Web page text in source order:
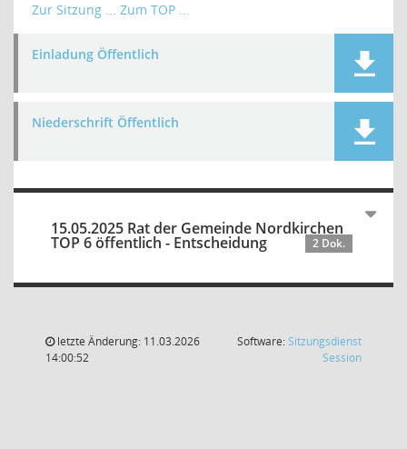
Zur Sitzung ... Zum TOP ...
Einladung Öffentlich
Niederschrift Öffentlich
15.05.2025 Rat der Gemeinde Nordkirchen
TOP 6 öffentlich - Entscheidung 2 Dok.
letzte Änderung: 11.03.2026
14:00:52
Software:Sitzungsdienst
Session(Wird in